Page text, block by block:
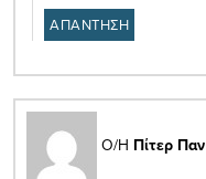
ΑΠΑΝΤΗΣΗ
Ο/Η Πίτερ Παν